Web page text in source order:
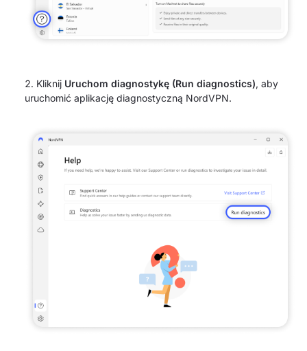
Kliknij Uruchom diagnostykę (Run diagnostics), aby
uruchomić aplikację diagnostyczną NordVPN.